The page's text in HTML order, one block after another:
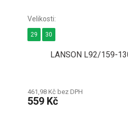
LANSON L92/159-
461,98 Kč bez DPH
559 Kč
29 30